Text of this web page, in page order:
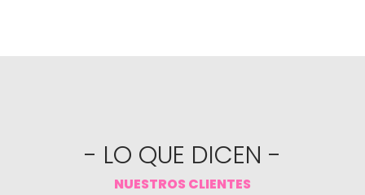
- LO QUE DICEN -
NUESTROS CLIENTES